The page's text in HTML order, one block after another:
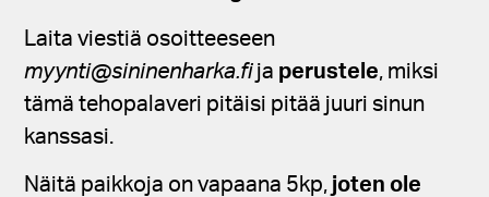
Laita viestiä osoitteeseen
myynti@sininenharka.fija perustele, miksi
tämä tehopalaveri pitäisi pitää juuri sinun
kanssasi.
Näitä paikkoja on vapaana 5kp, joten ole